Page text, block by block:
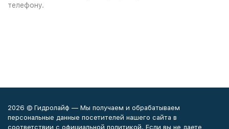
телефону.
2026 © Гидролайф — Мы получаем и обрабатываем
персональные данные посетителей нашего сайта в
соответствии с официальной политикой. Если вы не даете